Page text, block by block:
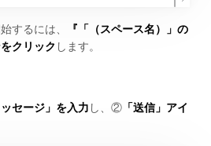
するには、
『「（スペース名）」の
クリック します。
ッセージ」を入力 し、②「送信」アイ